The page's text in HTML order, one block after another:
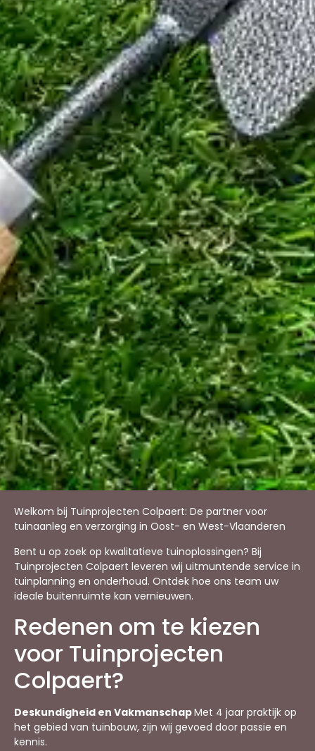
Welkom bij Tuinprojecten Colpaert: De partner voor
tuinaanleg en verzorging in Oost- en West-Vlaanderen
Bent u op zoek op kwalitatieve tuinoplossingen? Bij
Tuinprojecten Colpaert leveren wij uitmuntende service in
tuinplanning en onderhoud. Ontdek hoe ons team uw
ideale buitenruimte kan vernieuwen.
Redenen om te kiezen
voor Tuinprojecten
Colpaert?
Deskundigheid en VakmanschapMet 4 jaar praktijk op
het gebied van tuinbouw, zijn wij gevoed door passie en
kennis.